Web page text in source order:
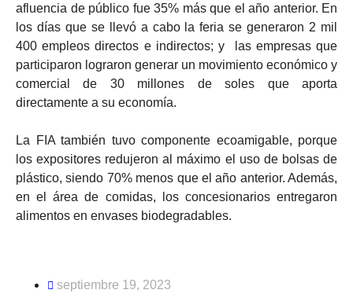
afluencia de público fue 35% más que el año anterior. En
los días que se llevó a cabo la feria se generaron 2 mil
400 empleos directos e indirectos; y las empresas que
participaron lograron generar un movimiento económico y
comercial de 30 millones de soles que aporta
directamente a su economía.
La FIA también tuvo componente ecoamigable, porque
los expositores redujeron al máximo el uso de bolsas de
plástico, siendo 70% menos que el año anterior. Además,
en el área de comidas, los concesionarios entregaron
alimentos en envases biodegradables.
septiembre 19, 2023